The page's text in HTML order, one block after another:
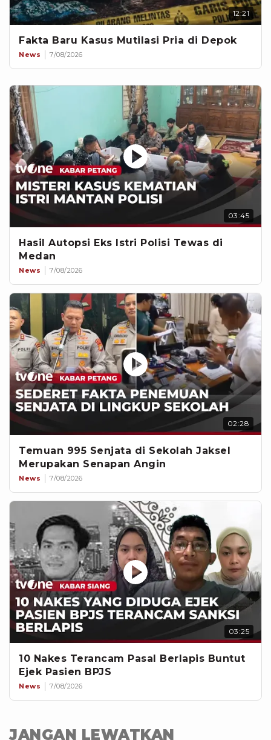
12:21
Fakta Baru Kasus Mutilasi Pria di Depok
News 7/08/2026
03:45
Hasil Autopsi Eks Istri Polisi Tewas di
Medan
News 7/08/2026
02:28
Temuan 995 Senjata di Sekolah Jaksel
Merupakan Senapan Angin
News 7/08/2026
03:25
10 Nakes Terancam Pasal Berlapis Buntut
Ejek Pasien BPJS
News 7/08/2026
JANGAN LEWATKAN